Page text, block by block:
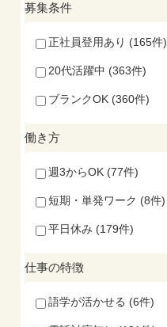
募集条件
正社員登用あり (165件)
20代活躍中 (363件)
ブランクOK (360件)
働き方
週3からOK (77件)
短期・単発ワーク (8件)
平日休み (179件)
仕事の特徴
語学が活かせる (6件)